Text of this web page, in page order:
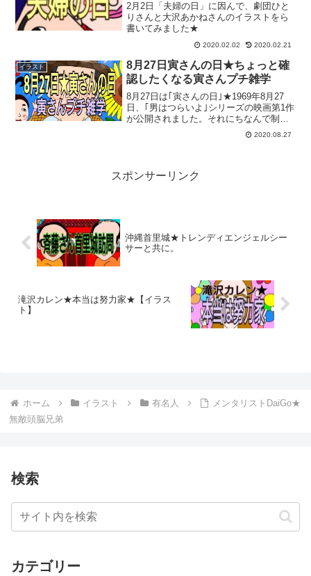
2月2日「夫婦の日」に因んで、劇団ひと
りさんと大沢あかねさんのイラストをら
書いてみました★
2020.02.02 2020.02.21
イラスト
8月27日寅さんの日★ちょっと確
認したくなる寅さんプチ雑学
8月27日は｢寅さんの日｣★1969年8月27
日、｢男はつらいよ｣シリーズの映画第1作
が公開されました。それにちなんで制定
された日。全50作にもなった映画｢男はつ
らいよ｣シリーズでしたが、作品の中には
2020.08.27
スポンサーリンク
沖縄首里城★トレンディエンジェルシー
サーと共に。
滝沢カレン★本当は努力家★【イラス
ト】
ホーム イラスト 有名人
メンタリストDaiGo★
無敵頭脳兄弟
検索
カテゴリー